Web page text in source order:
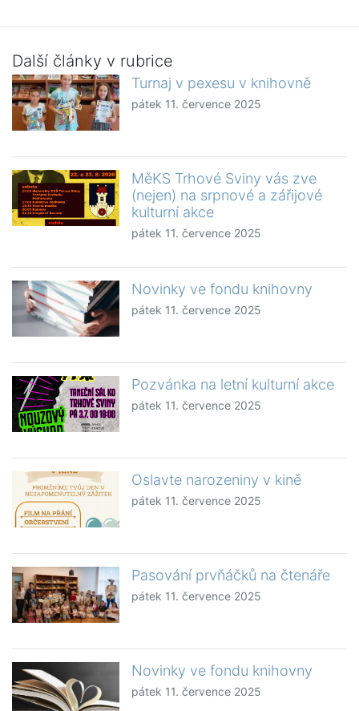
Další články v rubrice
Turnaj v pexesu v knihovně
pátek 11. července 2025
MěKS Trhové Sviny vás zve
(nejen) na srpnové a zářijové
kulturní akce
pátek 11. července 2025
Novinky ve fondu knihovny
pátek 11. července 2025
Pozvánka na letní kulturní akce
pátek 11. července 2025
Oslavte narozeniny v kině
pátek 11. července 2025
Pasování prvňáčků na čtenáře
pátek 11. července 2025
Novinky ve fondu knihovny
pátek 11. července 2025